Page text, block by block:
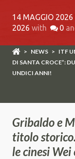
14 MAGGIO 2026
2026 with 0
> NEWS > ITF
DI SANTA CROCE”:
UNDICI ANNI!
Gribaldo e
titolo
le cinesi Wei